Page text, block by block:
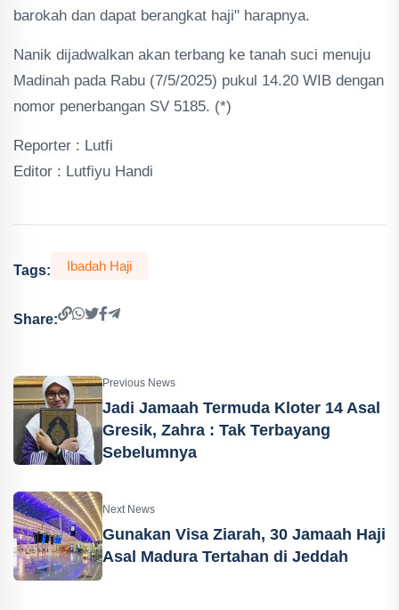
barokah dan dapat berangkat haji" harapnya.
Nanik dijadwalkan akan terbang ke tanah suci menuju
Madinah pada Rabu (7/5/2025) pukul 14.20 WIB dengan
nomor penerbangan SV 5185. (*)
Reporter : Lutfi
Editor : Lutfiyu Handi
Tags: Ibadah Haji
Share:
Previous News
Jadi Jamaah Termuda Kloter 14 Asal
Gresik, Zahra : Tak Terbayang
Sebelumnya
Next News
Gunakan Visa Ziarah, 30 Jamaah Haji
Asal Madura Tertahan di Jeddah